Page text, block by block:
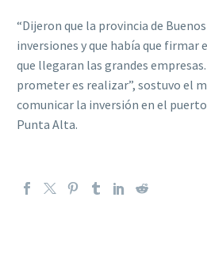
“Dijeron que la provincia de
inversiones y que había que firmar
que llegaran las grandes
prometer es realizar”, sostuvo el
comunicar la inversión en el
Punta Alta.